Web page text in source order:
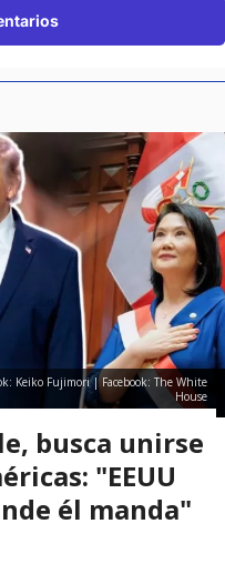
Keiko Fujimori | Facebook: The White
House
busca unirse
"EEUU
él manda"